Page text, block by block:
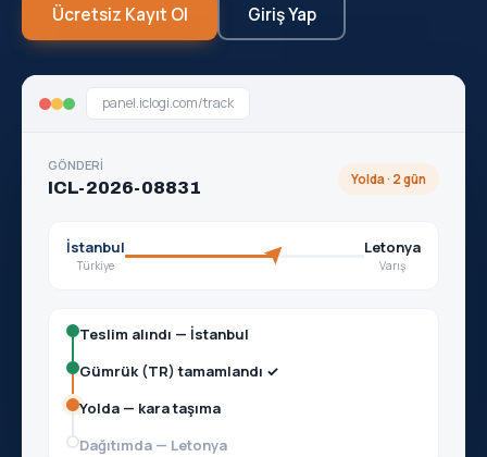
Ücretsiz Kayıt Ol Giriş Yap
panel.iclogi.com/track
GÖNDERİ
ICL-2026-08831 Yolda · 2 gün
İstanbul
Türkiye
Letonya
Varış
Teslim alındı — İstanbul
Gümrük (TR) tamamlandı ✓
Yolda — kara taşıma
Dağıtımda — Letonya